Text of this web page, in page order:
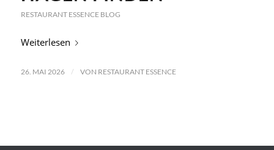
RESTAURANT ESSENCE BLOG
Weiterlesen
26. MAI 2026 / VON RESTAURANT ESSENCE